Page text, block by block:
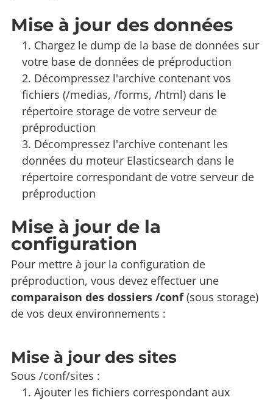
Mise à jour des données
Chargez le dump de la base de données sur
votre base de données de préproduction
Décompressez l'archive contenant vos
fichiers (/medias, /forms, /html) dans le
répertoire storage de votre serveur de
préproduction
Décompressez l'archive contenant les
données du moteur Elasticsearch dans le
répertoire correspondant de votre serveur de
préproduction
Mise à jour de la
configuration
Pour mettre à jour la configuration de
préproduction, vous devez effectuer une
comparaison des dossiers /conf(sous storage)
de vos deux environnements :
Mise à jour des sites
Sous /conf/sites :
Ajouter les fichiers correspondant aux